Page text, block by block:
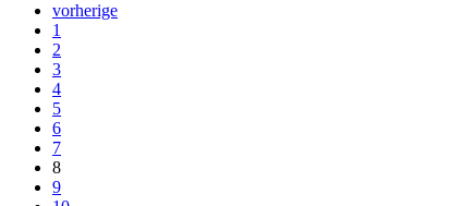
vorherige
1
2
3
4
5
6
7
8
9